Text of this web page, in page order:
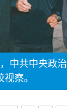
，中共中央政
察。